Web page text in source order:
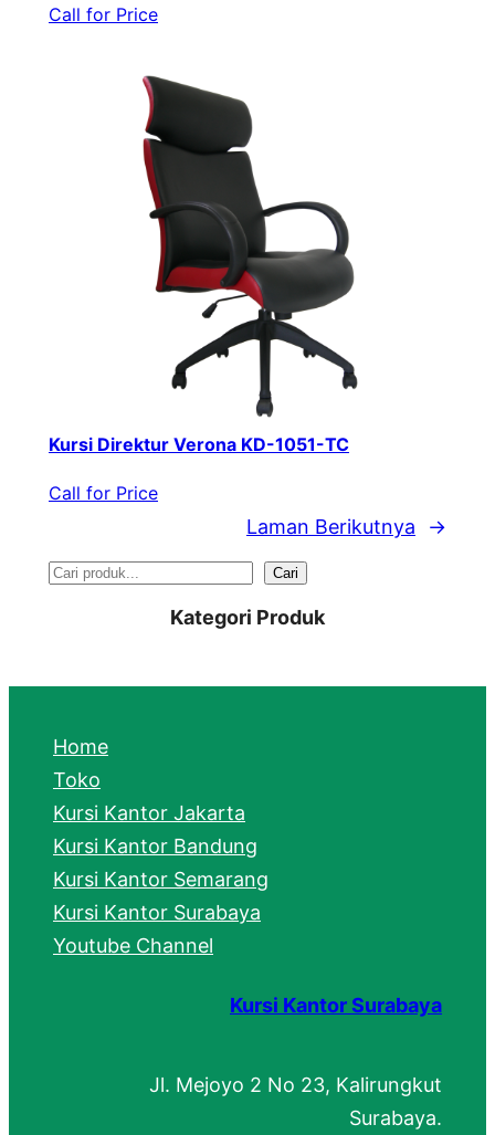
Call for Price
Kursi Direktur Verona KD-1051-TC
Call for Price
Laman Berikutnya →
S
r
h
Cari
Kategori Produk
Home
Toko
Kursi Kantor Jakarta
Kursi Kantor Bandung
Kursi Kantor Semarang
Kursi Kantor Surabaya
Youtube Channel
Kursi Kantor Surabaya
Jl. Mejoyo 2 No 23, Kalirungkut
Surabaya.